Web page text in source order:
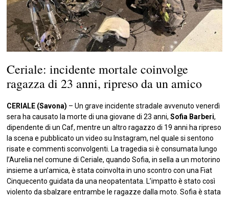
Ceriale: incidente mortale coinvolge
ragazza di 23 anni, ripreso da un amico
CERIALE (Savona) – Un grave incidente stradale avvenuto venerdì
sera ha causato la morte di una giovane di 23 anni,Sofia Barberi,
dipendente di un Caf, mentre un altro ragazzo di 19 anni ha ripreso
la scena e pubblicato un video su Instagram, nel quale si sentono
risate e commenti sconvolgenti. La tragedia si è consumata lungo
l’Aurelia nel comune di Ceriale, quando Sofia, in sella a un motorino
insieme a un’amica, è stata coinvolta in uno scontro con una Fiat
Cinquecento guidata da una neopatentata. L’impatto è stato così
violento da sbalzare entrambe le ragazze dalla moto. Sofia è stata